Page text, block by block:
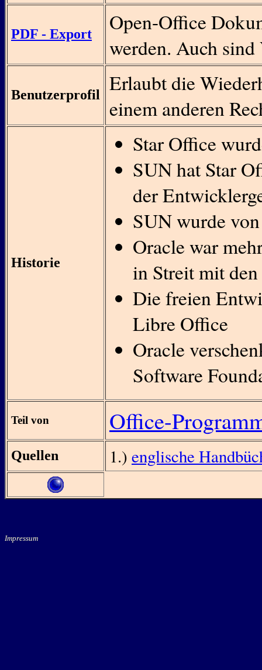
PDF - Export
Open-Office
werden. Auch
Benutzerprofil
Erlaubt die
einem anderen
Historie
Star Office
SUN hat Star
der
SUN wurde
Oracle war
in Streit mit
Die freien
Libre Office
Oracle
Software
Teil von Office-
Quellen 1.) englische
Impressum